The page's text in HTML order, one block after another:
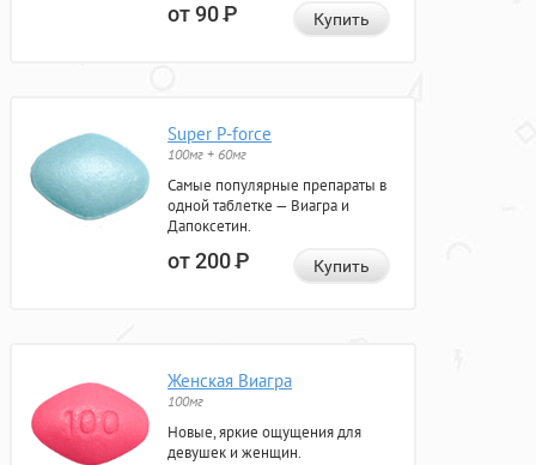
от 90Р Купить
Super P-force
100мг + 60мг
Самые популярные препараты в
одной таблетке — Виагра и
Дапоксетин.
от 200Р Купить
Женская Виагра
100мг
Новые, яркие ощущения для
девушек и женщин.